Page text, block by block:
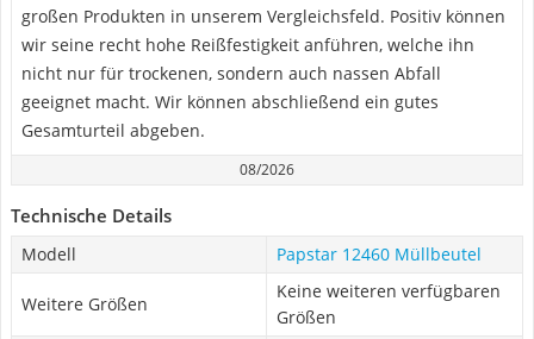
großen Produkten in unserem Vergleichsfeld. Positiv können
wir seine recht hohe Reißfestigkeit anführen, welche ihn
nicht nur für trockenen, sondern auch nassen Abfall
geeignet macht. Wir können abschließend ein gutes
Gesamturteil abgeben.
08/2026
Technische Details
Modell Papstar 12460 Müllbeutel
Weitere Größen
Keine weiteren verfügbaren
Größen